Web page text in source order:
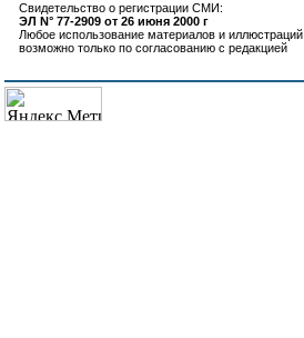
Свидетельство о регистрации СМИ:
ЭЛ N° 77-2909 от 26 июня 2000 г
Любое использование материалов и иллюстраций
возможно только по согласованию с редакцией